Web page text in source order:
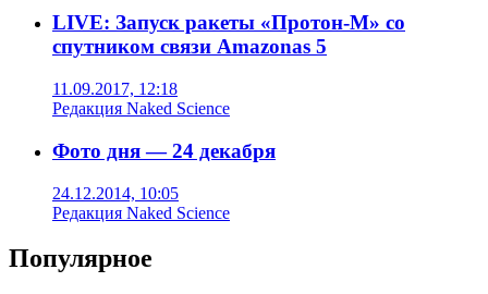
LIVE: Запуск ракеты «Протон-М» cо
спутником связи Amazonas 5
11.09.2017, 12:18
Редакция Naked Science
Фото дня — 24 декабря
24.12.2014, 10:05
Редакция Naked Science
Популярное